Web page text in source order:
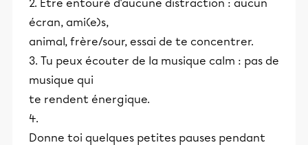
2. Être entouré d'aucune distraction : aucun
écran, ami(e)s,
animal, frère/sour, essai de te concentrer.
3. Tu peux écouter de la musique calm : pas de
musique qui
te rendent énergique.
4.
Donne toi quelques petites pauses pendant